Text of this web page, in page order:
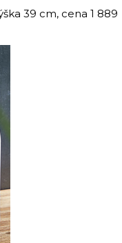
39 cm, cena 1 889